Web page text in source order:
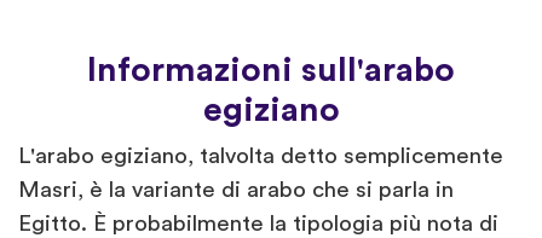
Informazioni sull'arabo
egiziano
L'arabo egiziano, talvolta detto semplicemente
Masri, è la variante di arabo che si parla in
Egitto. È probabilmente la tipologia più nota di